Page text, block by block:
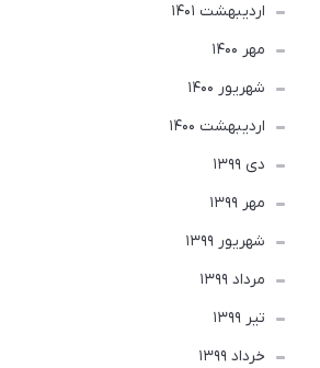
ارديبهشت 1401
مهر 1400
شهریور 1400
ارديبهشت 1400
دی 1399
مهر 1399
شهریور 1399
مرداد 1399
تير 1399
خرداد 1399